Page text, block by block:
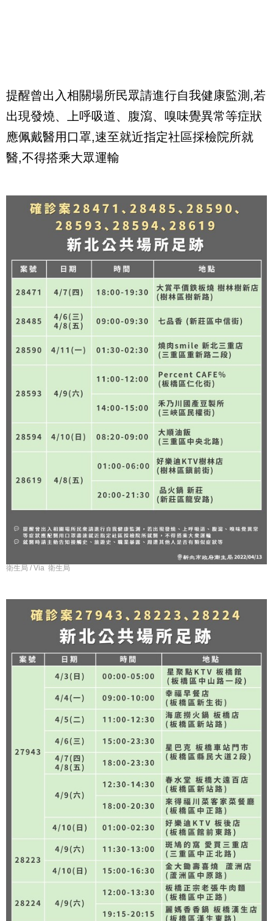
提醒曾出入相關場所民眾請進行自我健康監測,若
出現發燒、上呼吸道、腹瀉、嗅味覺異常等症狀
應佩戴醫用口罩,速至就近指定社區採檢院所就
醫,不得搭乘大眾運輸
衛生局 / Via 衛生局